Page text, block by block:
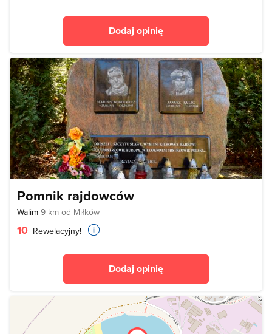
Dodaj opinię
Pomnik rajdowców
Walim 9 km od Miłków
10 Rewelacyjny!
Dodaj opinię